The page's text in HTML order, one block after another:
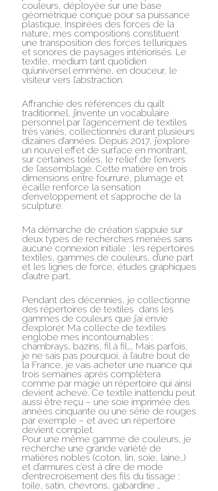
couleurs, déployée sur une base
géométrique conçue pour sa puissance
plastique. Inspirées des forces de la
nature, mes compositions constituent
une transposition des forces telluriques
et sonores de paysages intériorisés. Le
textile, medium tant quotidien
qu’universel emmène, en douceur, le
visiteur vers l’abstraction.
Affranchie des références du quilt
traditionnel, j’invente un vocabulaire
personnel par l’agencement de textiles
très variés, collectionnés durant plusieurs
dizaines d’années. Depuis 2017, j’explore
un nouvel effet de surface en montrant,
sur certaines toiles, le relief de l’envers
de l’assemblage. Cette matière en trois
dimensions entre fourrure, plumage et
écaille renforce la sensation
d’enveloppement et s’approche de la
sculpture.
Ma démarche de création s’appuie sur
deux types de recherches menées sans
aucune connexion initiale : les répertoires
textiles, gammes de couleurs, d’une part
et les lignes de force, études graphiques
d’autre part.
Pendant des décennies, je collectionne
des répertoires de textiles dans les
gammes de couleurs que j’ai envie
d’explorer. Ma collecte de textiles
englobe mes incontournables :
chambrays, bazins, fil à fil,… Mais parfois,
je ne sais pas pourquoi, à l’autre bout de
la France, je vais acheter une nuance qui
trois semaines après complètera
comme par magie un répertoire qui ainsi
devient achevé. Ce textile inattendu peut
aussi être reçu – une soie imprimée des
années cinquante ou une série de rouges
par exemple – et avec un répertoire
devient complet.
Pour une même gamme de couleurs, je
recherche une grande variété de
matières nobles (coton, lin, soie, laine…)
et d’armures c’est à dire de mode
d’entrecroisement des fils du tissage :
toile, satin, chevrons, gabardine …